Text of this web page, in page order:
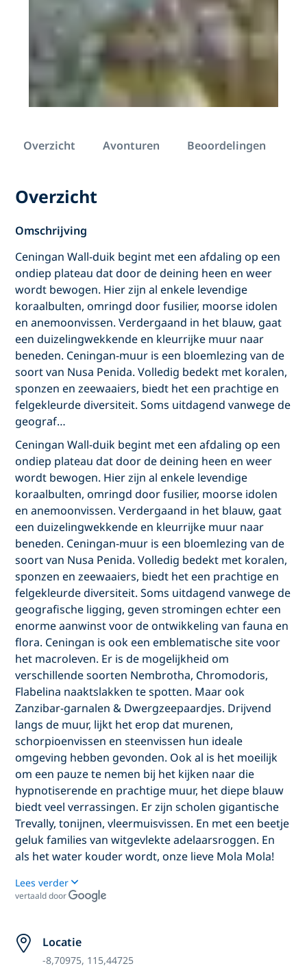
Overzicht Avonturen Beoordelingen
Overzicht
Omschrijving
Ceningan Wall-duik begint met een afdaling op een
ondiep plateau dat door de deining heen en weer
wordt bewogen. Hier zijn al enkele levendige
koraalbulten, omringd door fusilier, moorse idolen
en anemoonvissen. Verdergaand in het blauw, gaat
een duizelingwekkende en kleurrijke muur naar
beneden. Ceningan-muur is een bloemlezing van de
soort van Nusa Penida. Volledig bedekt met koralen,
sponzen en zeewaaiers, biedt het een prachtige en
felgekleurde diversiteit. Soms uitdagend vanwege de
geograf…
Ceningan Wall-duik begint met een afdaling op een
ondiep plateau dat door de deining heen en weer
wordt bewogen. Hier zijn al enkele levendige
koraalbulten, omringd door fusilier, moorse idolen
en anemoonvissen. Verdergaand in het blauw, gaat
een duizelingwekkende en kleurrijke muur naar
beneden. Ceningan-muur is een bloemlezing van de
soort van Nusa Penida. Volledig bedekt met koralen,
sponzen en zeewaaiers, biedt het een prachtige en
felgekleurde diversiteit. Soms uitdagend vanwege de
geografische ligging, geven stromingen echter een
enorme aanwinst voor de ontwikkeling van fauna en
flora. Ceningan is ook een emblematische site voor
het macroleven. Er is de mogelijkheid om
verschillende soorten Nembrotha, Chromodoris,
Flabelina naaktslakken te spotten. Maar ook
Zanzibar-garnalen & Dwergzeepaardjes. Drijvend
langs de muur, lijkt het erop dat murenen,
schorpioenvissen en steenvissen hun ideale
omgeving hebben gevonden. Ook al is het moeilijk
om een pauze te nemen bij het kijken naar die
hypnotiserende en prachtige muur, het diepe blauw
biedt veel verrassingen. Er zijn scholen gigantische
Trevally, tonijnen, vleermuisvissen. En met een beetje
geluk families van witgevlekte adelaarsroggen. En
als het water kouder wordt, onze lieve Mola Mola!
Lees verder
vertaald door
Locatie
-8,70975, 115,44725